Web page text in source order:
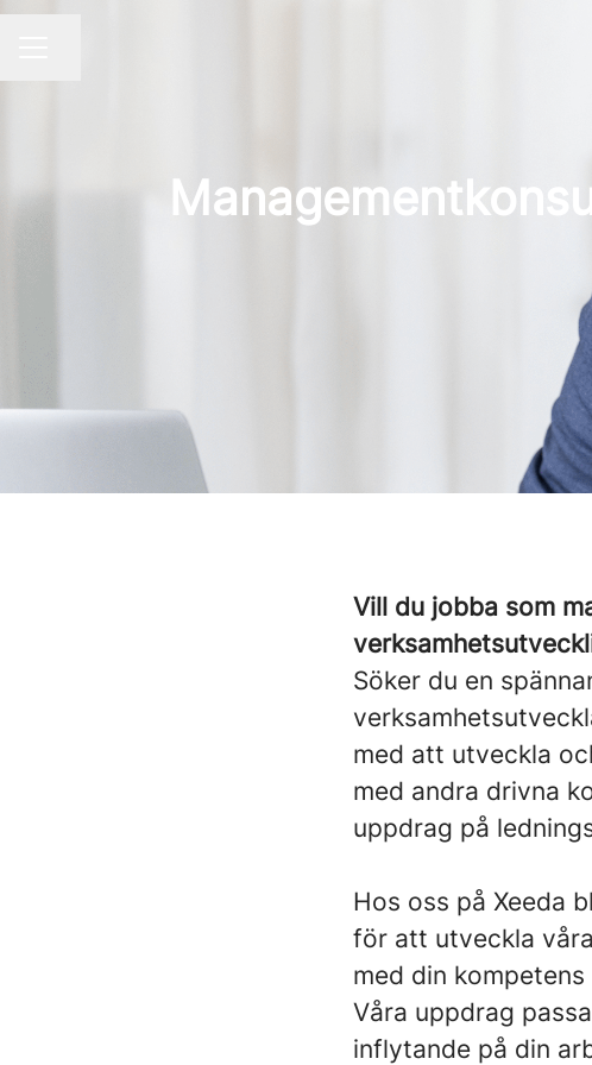
Vill du jobba som
Söker du en
med att utveckla
med andra drivna
uppdrag på
Hos oss på Xeeda
för att utveckla
med din
Våra uppdrag
inflytande på din